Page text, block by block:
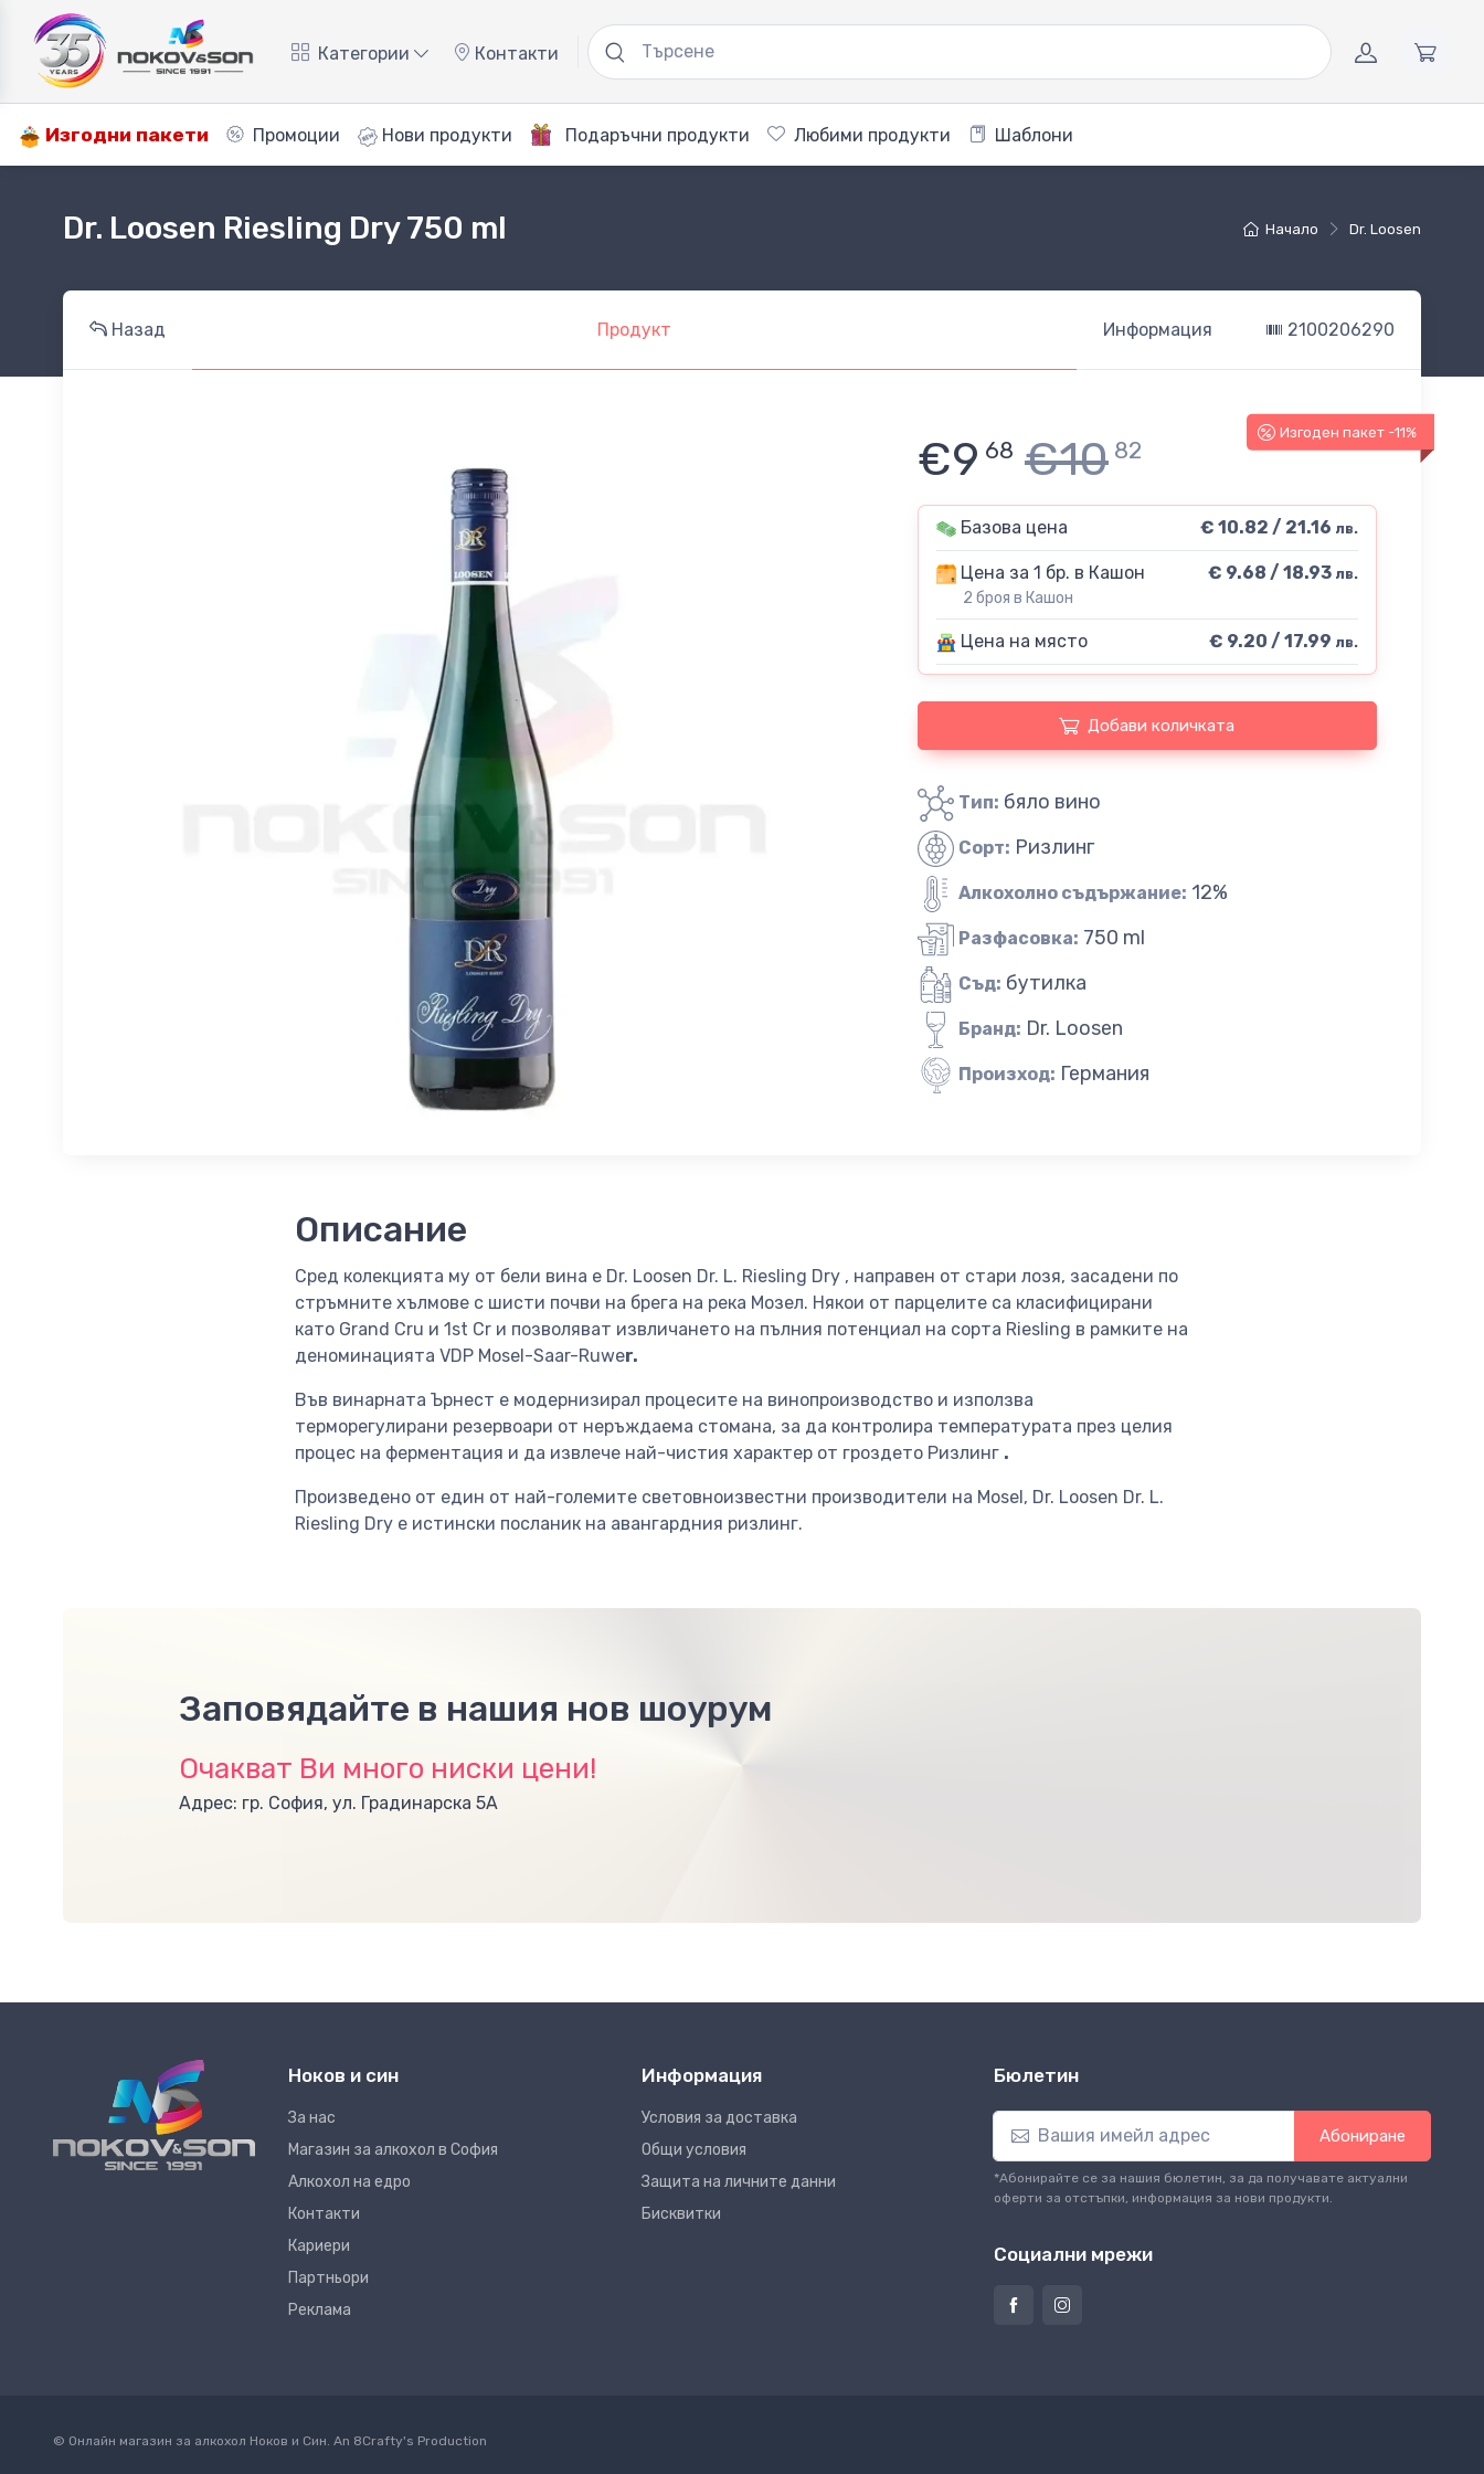
Категории Контакти
Изгодни пакети Промоции Нови продукти Подаръчни продукти Любими продукти Шаблони
Начало Dr. Loosen
Dr. Loosen Riesling Dry 750 ml
Назад Продукт Информация 2100206290
Изгоден пакет -11%
€9 68 €10 82
Базова цена € 10.82 / 21.16 лв.
Цена за 1 бр. в Кашон
2 броя в Кашон
€ 9.68 / 18.93 лв.
Цена на място € 9.20 / 17.99 лв.
Добави количката
Тип: бяло вино
Сорт: Ризлинг
Алкохолно съдържание: 12%
Разфасовка: 750 ml
Съд: бутилка
Бранд: Dr. Loosen
Произход: Германия
Описание
Сред колекцията му от бели вина е Dr. Loosen Dr. L. Riesling Dry , направен от стари лозя, засадени по
стръмните хълмове с шисти почви на брега на река Мозел. Някои от парцелите са класифицирани
като Grand Cru и 1st Cr и позволяват извличането на пълния потенциал на сорта Riesling в рамките на
деноминацията VDP Mosel-Saar-Ruwer.
Във винарната Ърнест е модернизирал процесите на винопроизводство и използва
терморегулирани резервоари от неръждаема стомана, за да контролира температурата през целия
процес на ферментация и да извлече най-чистия характер от гроздето Ризлинг .
Произведено от един от най-големите световноизвестни производители на Mosel, Dr. Loosen Dr. L.
Riesling Dry е истински посланик на авангардния ризлинг.
Заповядайте в нашия нов шоурум
Очакват Ви много ниски цени!
Адрес: гр. София, ул. Градинарска 5А
Ноков и син
За нас
Магазин за алкохол в София
Алкохол на едро
Контакти
Кариери
Партньори
Реклама
Информация
Условия за доставка
Общи условия
Защита на личните данни
Бисквитки
Бюлетин
Абониране
*Абонирайте се за нашия бюлетин, за да получавате актуални
оферти за отстъпки, информация за нови продукти.
Социални мрежи
© Онлайн магазин за алкохол Ноков и Син. An 8Crafty's Production